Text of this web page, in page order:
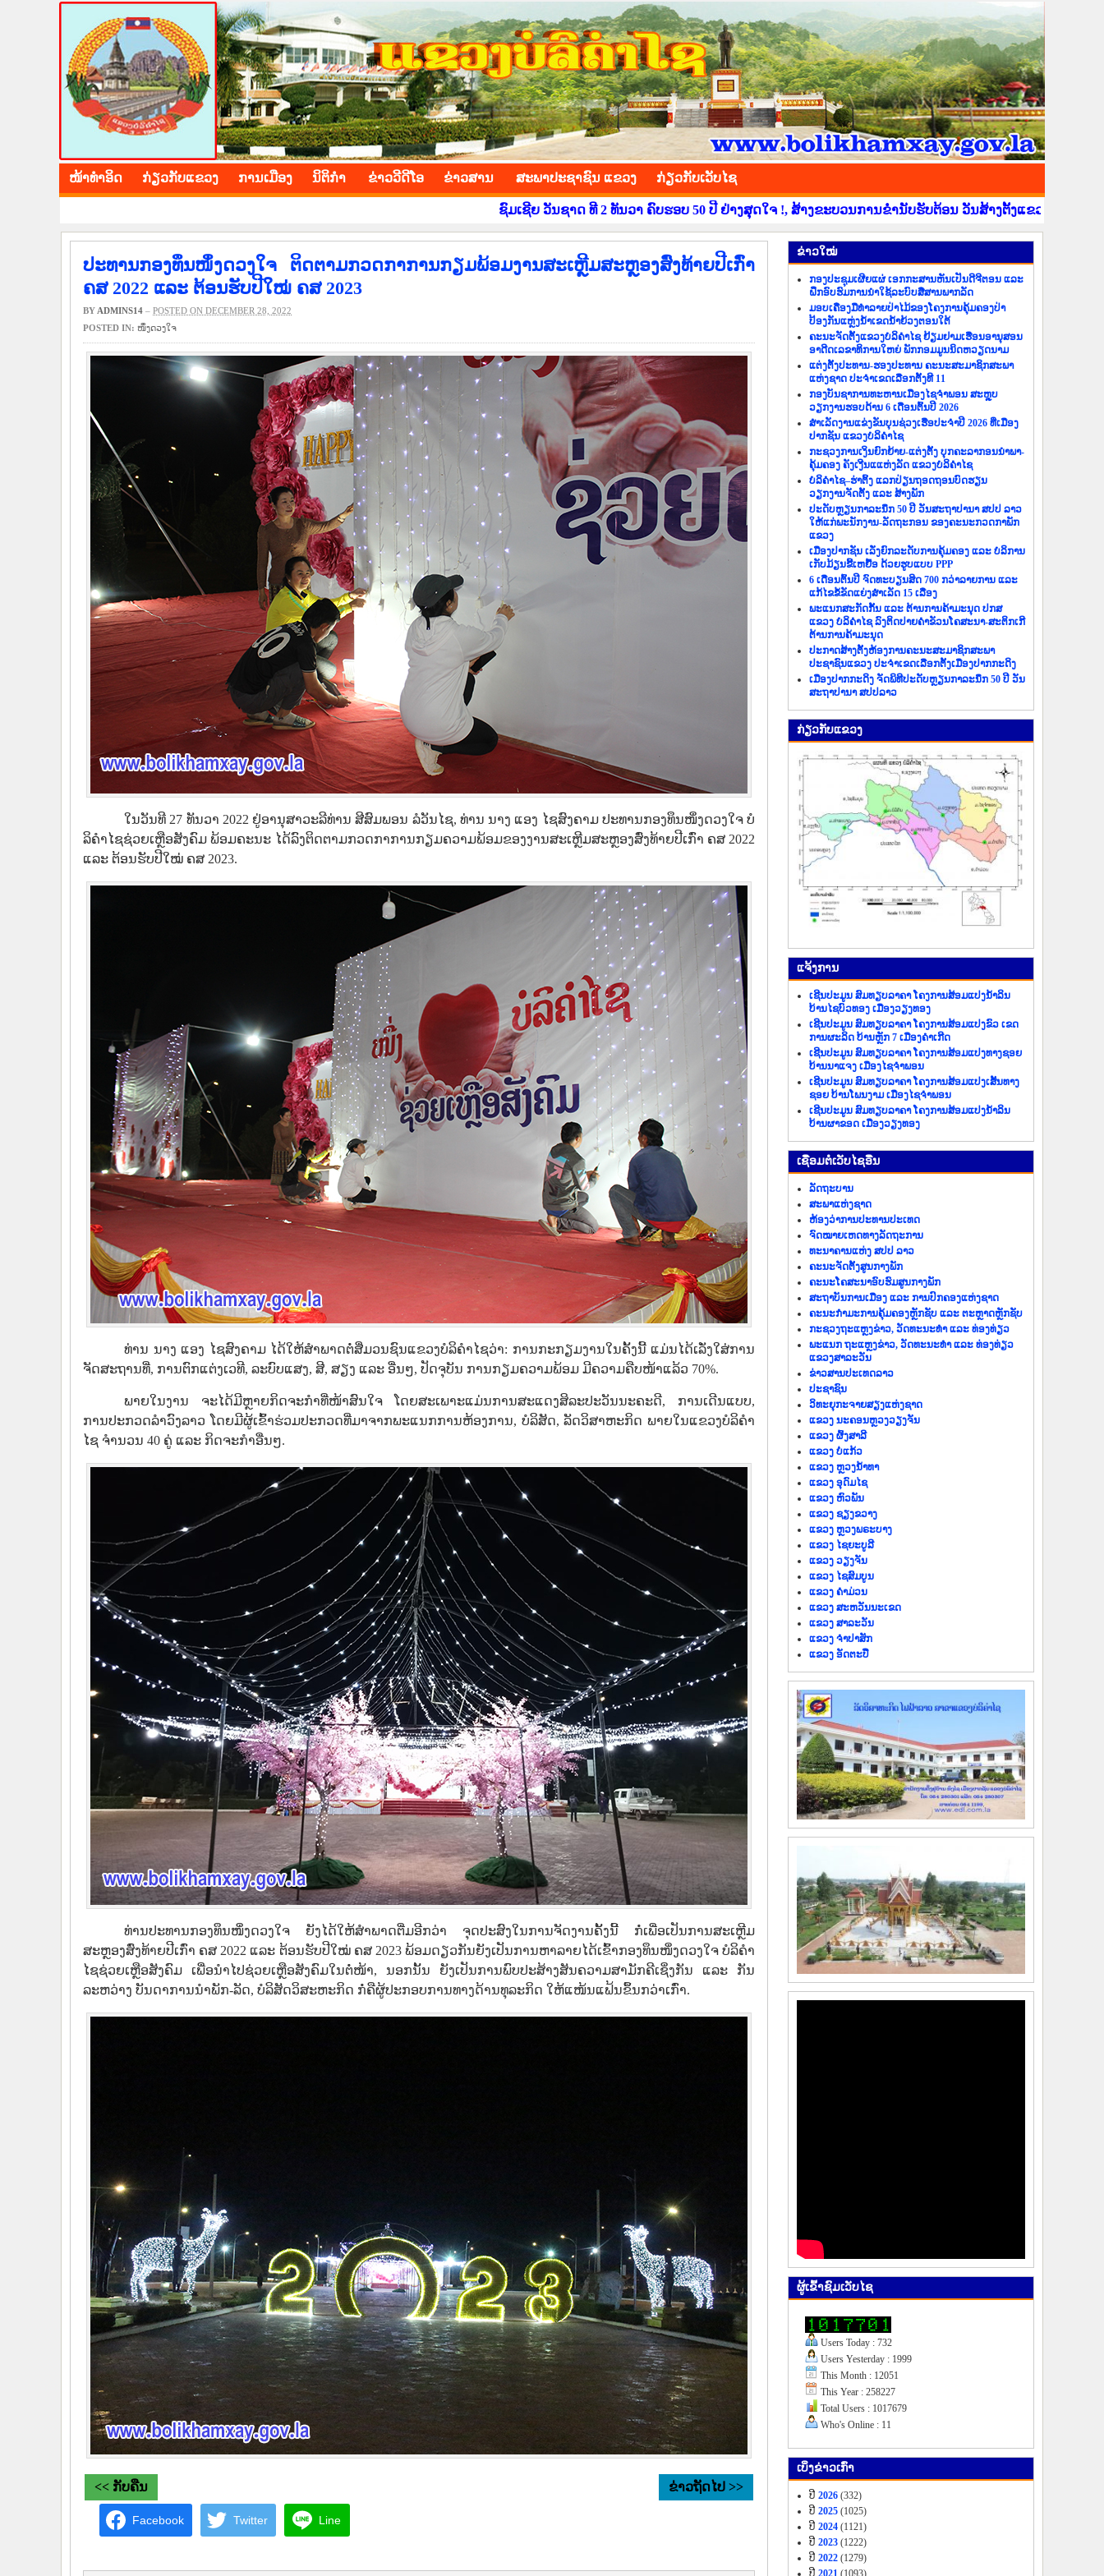
BOLIKHAMXAY PROVINCE
ໜ້າ​ທຳ​ອິດ ​ກ່ຽວ​ກັບ​ແຂວງ ​ການ​ເມືອງ ນິ​ຕິ​ກຳ ຂ່າວ​ວີ​ດີ​ໂອ ​ຂ່າວ​ສານ ສະພາປະຊາຊົນ ແຂວງ ​ກ່ຽວ​ກັບ​ເວັບ​ໄຊ
ຊົມເຊີຍ ວັນຊາດ ທີ 2 ທັນວາ ຄົບຮອບ 50 ປີ ຢ່າງສຸດໃຈ !, ສ້າງຂະບວນການຂໍ່ານັບຮັບຕ້ອນ ວັນສ້າງຕັ້ງແຂວງບໍລິຄຳໄຊ ຄົບຮອບ 41 ປີ ວັ
ປະທານກອງທຶນໜຶ່ງດວງໃຈ ຕິດຕາມກວດກາການກຽມພ້ອມງານສະເຫຼີມສະຫຼອງສົ່ງທ້າຍປີເກົ່າ
ຄສ 2022 ແລະ ຕ້ອນຮັບປີໃໝ່ ຄສ 2023
BY ADMINS14 – POSTED ON DECEMBER 28, 2022
POSTED IN: ໜຶ່ງດວງ​ໃຈ
ໃນວັນທີ 27 ທັນວາ 2022 ຢູ່ອານຸສາວະລີທ່ານ ສີສົມພອນ ລໍວັນໄຊ, ທ່ານ ນາງ ແອງ ໄຊສົງຄາມ ປະທານກອງທຶນໜຶ່ງດວງໃຈ ບໍ
ລິຄຳໄຊຊ່ວຍເຫຼືອສັງຄົມ ພ້ອມຄະນະ ໄດ້ລົງຕິດຕາມກວດກາການກຽມຄວາມພ້ອມຂອງງານສະເຫຼີມສະຫຼອງສົ່ງທ້າຍປີເກົ່າ ຄສ 2022
ແລະ ຕ້ອນຮັບປີໃໝ່ ຄສ 2023.
ທ່ານ ນາງ ແອງ ໄຊສົງຄາມ ໄດ້ໃຫ້ສໍາພາດຕໍ່ສື່ມວນຊົນແຂວງບໍລິຄຳໄຊວ່າ: ການກະກຽມງານໃນຄັ້ງນີ້ ແມ່ນໄດ້ເລັ່ງໃສ່ການ
ຈັດສະຖານທີ່, ການຕົກແຕ່ງເວທີ, ລະບົບແສງ, ສີ, ສຽງ ແລະ ອື່ນໆ, ປັດຈຸບັນ ການກຽມຄວາມພ້ອມ ມີຄວາມຄືບໜ້າແລ້ວ 70%.
ພາຍໃນງານ ຈະໄດ້ມີຫຼາຍກິດຈະກຳທີ່ໜ້າສົນໃຈ ໂດຍສະເພາະແມ່ນການສະແດງສິລະປະວັນນະຄະດີ, ການເດີນແບບ,
ການປະກວດລຳວົງລາວ ໂດຍມີຜູ້ເຂົ້າຮ່ວມປະກວດທີ່ມາຈາກພະແນກການຫ້ອງການ, ບໍລິສັດ, ລັດວິສາຫະກິດ ພາຍໃນແຂວງບໍລິຄຳ
ໄຊ ຈຳນວນ 40 ຄູ່ ແລະ ກິດຈະກໍາອື່ນໆ.
ທ່ານປະທານກອງທຶນໜຶ່ງດວງໃຈ ຍັງໄດ້ໃຫ້ສໍາພາດຕື່ມອີກວ່າ ຈຸດປະສົງໃນການຈັດງານຄັ້ງນີ້ ກໍ່ເພື່ອເປັນການສະເຫຼີມ
ສະຫຼອງສົ່ງທ້າຍປີເກົ່າ ຄສ 2022 ແລະ ຕ້ອນຮັບປີໃໝ່ ຄສ 2023 ພ້ອມດຽວກັນຍັງເປັນການຫາລາຍໄດ້ເຂົ້າກອງທຶນໜຶ່ງດວງໃຈ ບໍລິຄຳ
ໄຊຊ່ວຍເຫຼືອສັງຄົມ ເພື່ອນຳໄປຊ່ວຍເຫຼືອສັງຄົມໃນຕໍ່ໜ້າ, ນອກນັ້ນ ຍັງເປັນການພົບປະສ້າງສັນຄວາມສາມັກຄີເຊິ່ງກັນ ແລະ ກັນ
ລະຫວ່າງ ບັນດາການນຳພັກ-ລັດ, ບໍລິສັດວິສະຫະກິດ ກໍ່ຄືຜູ້ປະກອບການທາງດ້ານທຸລະກິດ ໃຫ້ແໜ້ນແຟ້ນຂຶ້ນກວ່າເກົ່າ.
<< ກັບຄືນ ຂ່າວຖັດໄປ >>
Facebook Twitter Line
​ຂ່າວ​ໃໝ່
ກອງປະຊຸມເຜີຍແຜ່ ເອກກະສານຫັນເປັນດີຈີຕອນ ແລະ
ຝຶກອົບຮົມການນຳໃຊ້ລະບົບສື່ສານພາກລັດ
ມອບເຄື່ອງມືທຳລາຍປ່າໄມ້ຂອງໂຄງການຄຸ້ມຄອງປ່າ
ປ້ອງກັນແຫຼ່ງນ້ຳເຂດນ້ຳຍ້ວງຕອນໃຕ້
ຄະນະຈັດຕັ້ງແຂວງບໍລິຄຳໄຊ ຢ້ຽມຢາມເຮືອນອານຸສອນ
ອາດີດເລຂາທິການໃຫຍ່ ພັກກອມມູນນິດຫວຽດນາມ
ແຕ່ງຕັ້ງປະທານ-ຮອງປະທານ ຄະນະສະມາຊິກສະພາ
ແຫ່ງຊາດ ປະຈຳເຂດເລືອກຕັ້ງທີ 11
ກອງບັນຊາການທະຫານເມືອງໄຊຈຳພອນ ສະຫຼຸບ
ວຽກງານຮອບດ້ານ 6 ເດືອນຕົ້ນປີ 2026
ສຳເລັດງານແຂ່ງຂັນບຸນຊ່ວງເຮືອປະຈຳປີ 2026 ທີ່ເມືອງ
ປາກຊັນ ແຂວງບໍລິຄຳໄຊ
ກະຊວງການເງິນຍົກຍ້າຍ-ແຕ່ງຕັ້ງ ບຸກຄະລາກອນນຳພາ-
ຄຸ້ມຄອງ ຄັງເງີນແແຫ່ງລັດ ແຂວງບໍລິຄຳໄຊ
ບໍລິຄຳໄຊ–ຮ່າຕິ້ງ ແລກປ່ຽນຖອດຖອນບົດຮຽນ
ວຽກງານຈັດຕັ້ງ ແລະ ສ້າງພັກ
ປະດັບຫຼຽນກາລະນຶກ 50 ປີ ວັນສະຖາປານາ ສປປ ລາວ
ໃຫ້ແກ່ພະນັກງານ-ລັດຖະກອນ ຂອງຄະນະກວດກາພັກ
ແຂວງ
ເມືອງປາກຊັນ ເລັ່ງຍົກລະດັບການຄຸ້ມຄອງ ແລະ ບໍລິການ
ເກັບມ້ຽນຂີ້ເຫຍື້ອ ດ້ວຍຮູບແບບ PPP
6 ເດືອນຕົ້ນປີ ຈົດທະບຽນສິດ 700 ກວ່າລາຍການ ແລະ
ແກ້ໄຂຂໍ້ຂັດແຍ່ງສຳເລັດ 15 ເລື່ອງ
ພະແນກສະກັດກັ້ນ ແລະ ຕ້ານການຄ້າມະນຸດ ປກສ
ແຂວງ ບໍລິຄຳໄຊ ລົງຕິດປາຍຄຳຂັວນໂຄສະນາ-ສະຕິກເກີ
ຕ້ານການຄ້າມະນຸດ
ປະກາດສ້າງຕັ້ງຫ້ອງການຄະນະສະມາຊິກສະພາ
ປະຊາຊົນແຂວງ ປະຈຳເຂດເລືອກຕັ້ງເມືອງປາກກະດິງ
ເມືອງປາກກະດິງ ຈັດພິທີປະດັບຫຼຽນກາລະນຶກ 50 ປີ ວັນ
ສະຖາປານາ ສປປລາວ
ກ່ຽວ​ກັບ​ແຂວງ
ແຈ້ງ​ການ
ເຊີນປະມູນ ສົມທຽບລາຄາ ໂຄງການສ້ອມແປງນ້ຳລິນ
ບ້ານໄຊບົວທອງ ເມືອງວຽງທອງ
ເຊີນປະມູນ ສົມທຽບລາຄາ ໂຄງການສ້ອມແປງຂົວ ເຂດ
ການຜະລິດ ບ້ານຫຼັກ 7 ເມືອງຄຳເກີດ
ເຊີນປະມູນ ສົມທຽບລາຄາ ໂຄງການສ້ອມແປງທາງຊອຍ
ບ້ານນາແຈງ ເມືອງໄຊຈຳພອນ
ເຊີນປະມູນ ສົມທຽບລາຄາ ໂຄງການສ້ອມແປງເສັ້ນທາງ
ຊອຍ ບ້ານໂພນງາມ ເມືອງໄຊຈຳພອນ
ເຊີນປະມູນ ສົມທຽບລາຄາ ໂຄງການສ້ອມແປງນ້ຳລິນ
ບ້ານຜາຂອດ ເມືອງວຽງທອງ
​ເຊື່ອມ​ຕໍ່​ເວັບ​ໄຊ​ອື່ນ
ລັດ​ຖະ​ບານ
ສະພາແຫ່ງຊາດ
ຫ້ອງວ່າການປະທານປະເທດ
ຈົດໝາຍເຫດທາງລັດຖະການ
ທະນາຄານແຫ່ງ ສປປ ລາວ
ຄະນະຈັດຕັ້ງສູນກາງພັກ
ຄະນະໂຄສະນາອົບຮົມສູນກາງພັກ
ສະຖາບັນການເມືອງ ແລະ ການປົກຄອງແຫ່ງຊາດ
ຄະນະ​ກຳມະການ​ຄຸ້ມ​ຄອງ​ຫຼັກ​ຊັບ ແລະ ຕະຫຼາດຫຼັກຊັບ
ກະຊວງຖະແຫຼງຂ່າວ, ວັດທະນະທຳ ແລະ ທ່ອງທ່ຽວ
ພະແນກ ຖະແຫຼງຂ່າວ, ວັດທະນະທຳ ແລະ ທ່ອງທ່ຽວ
ແຂວງສາລະວັນ
ຂ່າວ​ສານ​ປະ​ເທດ​ລາວ
ປະ​ຊາ​ຊົນ
ວິທະຍຸກະຈາຍສຽງແຫ່ງຊາດ
ແຂວງ ນະ​ຄອນຫຼວງວຽງ​ຈັນ
ແຂວງ ຜົ້ງ​ສາ​ລີ
ແຂວງ ບໍ່​ແກ້ວ
ແຂວງ ຫຼວງນໍ້າທາ
ແຂວງ ອຸດົມໄຊ
ແຂວງ ຫົວພັນ
ແຂວງ ຊຽງຂວາງ
ແຂວງ ຫຼວງພຣະບາງ
ແຂວງ ໄຊຍະບູລີ
ແຂວງ ວຽງຈັນ
ແຂວງ ໄຊສົມບູນ
ແຂວງ ຄຳມ່ວນ
ແຂວງ ສະຫວັນນະເຂດ
ແຂວງ ສາລະວັນ
ແຂວງ ຈຳປາສັກ
ແຂວງ ອັດຕະປື
ຜູ້​ເຂົ້າ​ຊົມ​ເວັບ​ໄຊ
Users Today : 732
Users Yesterday : 1999
This Month : 12051
This Year : 258227
Total Users : 1017679
Who's Online : 11
ເບິ່ງ​ຂ່າວ​ເກົ່າ
ປີ 2026 (332)
ປີ 2025 (1025)
ປີ 2024 (1121)
ປີ 2023 (1222)
ປີ 2022 (1279)
ປີ 2021 (1093)